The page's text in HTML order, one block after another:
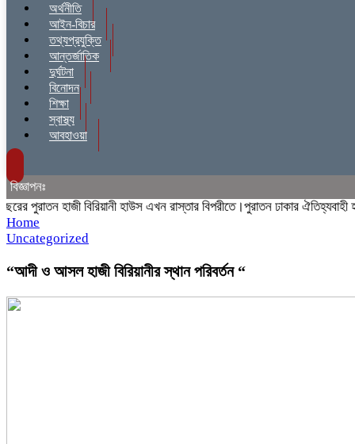
অর্থনীতি
আইন-বিচার
তথ্যপ্রযুক্তি
আন্তর্জাতিক
দুর্ঘটনা
বিনোদন
শিক্ষা
স্বাস্থ্য
আবহাওয়া
বিজ্ঞাপনঃ
হাজী বিরিয়ানী হাউস এখন রাস্তার বিপরীতে।পুরাতন ঢাকার ঐতিহ্যবাহী
Home
Uncategorized
“আদী ও আসল হাজী বিরিয়ানীর স্থান পরিবর্তন “